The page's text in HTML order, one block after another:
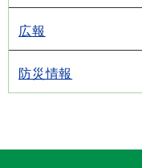
広報
防災情報